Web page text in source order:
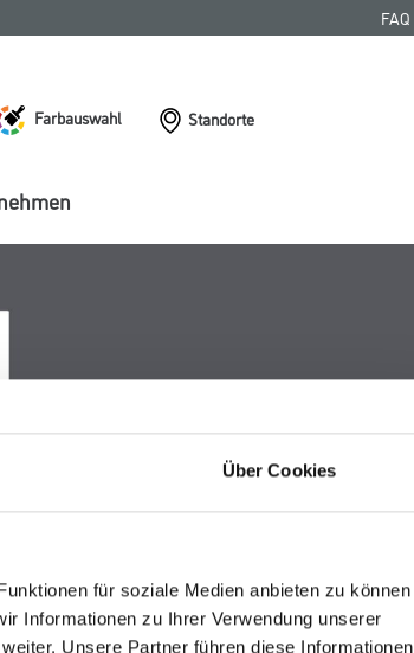
Über Cookies
für soziale Medien anbieten zu können
Informationen zu Ihrer Verwendung unserer
Unsere Partner führen diese Informationen
FAQ
Farbauswahl
Standorte